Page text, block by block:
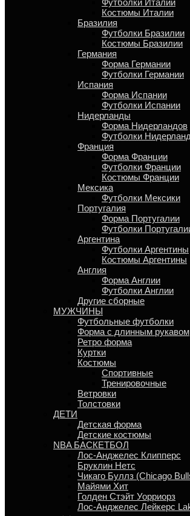
Футболки Италии
Костюмы Италии
Бразилия
Футболки Бразилии
Костюмы Бразилии
Германия
Форма Германии
Футболки Германии
Испания
Форма Испании
Футболки Испании
Нидерланды
Форма Нидерландов
Футболки
Франция
Форма Франции
Футболки Франции
Костюмы Франции
Мексика
Футболки Мексики
Португалия
Форма Португалии
Футболки
Аргентина
Футболки Аргентины
Костюмы Аргентины
Англия
Форма Англии
Футболки Англии
Другие сборные
МУЖЧИНЫ
Футбольные футболки
Форма с длинным
Ретро форма
Куртки
Костюмы
Спортивные
Тренировочные
Ветровки
Толстовки
ДЕТИ
Детская форма
Детские костюмы
NBA БАСКЕТБОЛ
Лос-Анджелес Клипперс
Бруклин Нетс
Чикаго Буллз (Chicago
Майями Хит
Голден Стэйт Уорриорз
Лос-Анджелес Лейкерс